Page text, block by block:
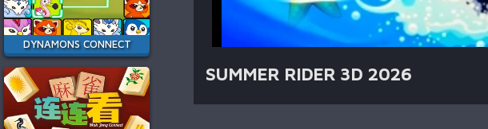
DYNAMONS CONNECT
SUMMER RIDER 3D 2026